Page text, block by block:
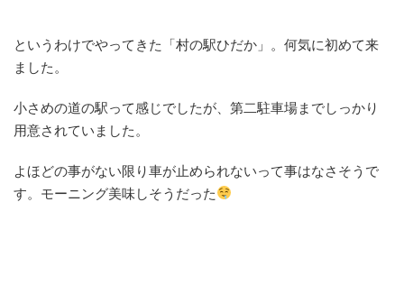
というわけでやってきた「村の駅ひだか」。何気に初めて来
ました。
小さめの道の駅って感じでしたが、第二駐車場までしっかり
用意されていました。
よほどの事がない限り車が止められないって事はなさそうで
す。モーニング美味しそうだった